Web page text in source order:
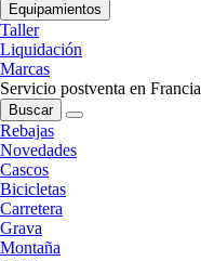
Equipamientos
Taller
Liquidación
Marcas
Servicio postventa en Francia
Buscar
Rebajas
Novedades
Cascos
Bicicletas
Carretera
Grava
Montaña